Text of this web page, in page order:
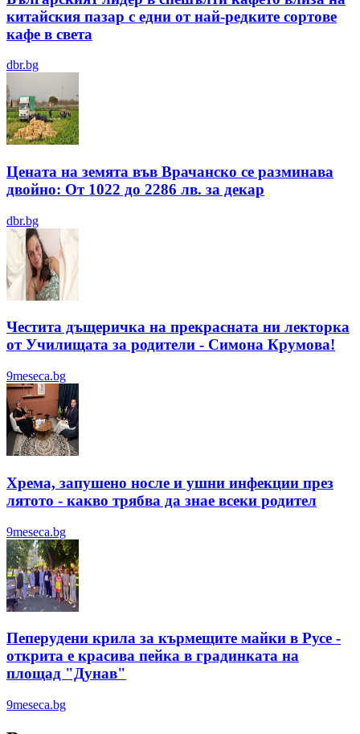
китайския пазар с едни от най-редките сортове
кафе в света
dbr.bg
Цената на земята във Врачанско се разминава
двойно: От 1022 до 2286 лв. за декар
dbr.bg
Честита дъщеричка на прекрасната ни лекторка
от Училищата за родители - Симона Крумова!
9meseca.bg
Хрема, запушено носле и ушни инфекции през
лятотo - какво трябва да знае всеки родител
9meseca.bg
Пеперудени крила за кърмещите майки в Русе -
открита е красива пейка в градинката на
площад "Дунав"
9meseca.bg